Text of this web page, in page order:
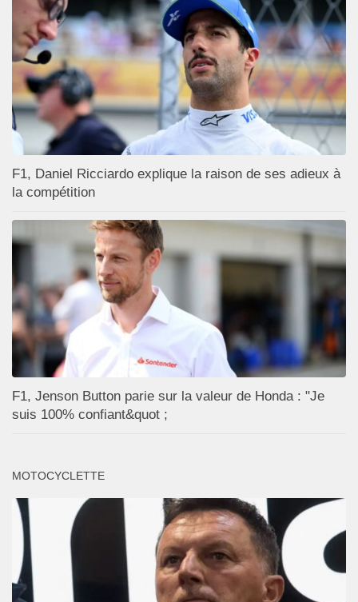
F1, Daniel Ricciardo explique la raison de ses adieux à
la compétition
F1, Jenson Button parie sur la valeur de Honda : "Je
suis 100% confiant&quot ;
MOTOCYCLETTE